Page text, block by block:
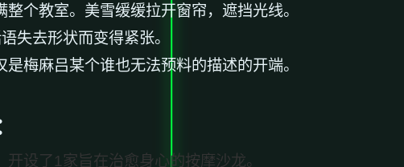
个教室。美雪缓缓拉开窗帘，遮挡光线。
失去形状而变得紧张。
梅麻吕某个谁也无法预料的描述的开端。
设了1家旨在治愈身心的按摩沙龙。